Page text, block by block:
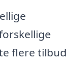
flere tilbud